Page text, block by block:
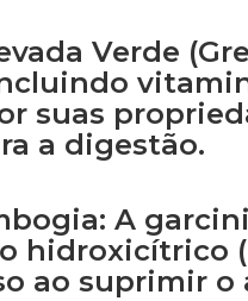
Verde
suas
a digestão.
A
hidroxicítrico
ao suprimir